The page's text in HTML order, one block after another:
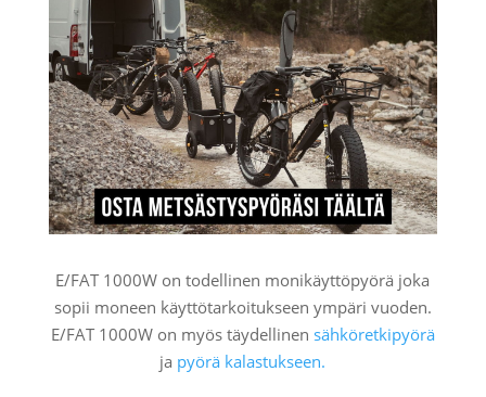
E/FAT 1000W on todellinen monikäyttöpyörä joka
sopii moneen käyttötarkoitukseen ympäri vuoden.
E/FAT 1000W on myös täydellinen sähköretkipyörä
ja pyörä kalastukseen.